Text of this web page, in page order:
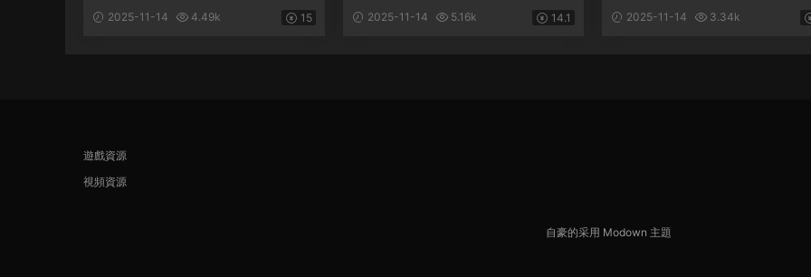
2025-11-14 4.49k 15 2025-11-14 5.16k 14.1 2025-11-14 3.34k
遊戲資源
視頻資源
自豪的采用 Modown 主題